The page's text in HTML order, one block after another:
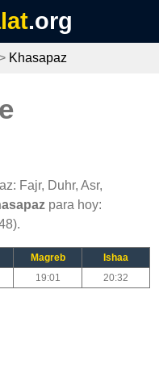
.org
Khasapaz
Fajr, Duhr, Asr,
para hoy:
Magreb
Ishaa
19:01 20:32